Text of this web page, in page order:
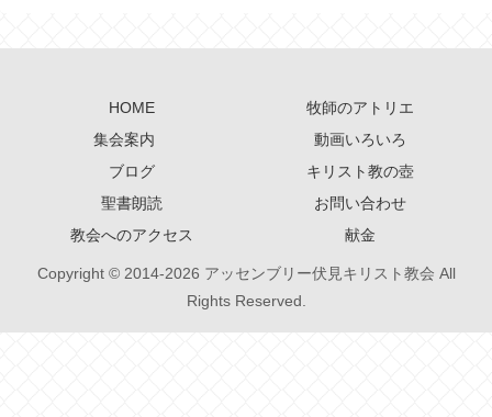
HOME
牧師のアトリエ
集会案内
動画いろいろ
ブログ
キリスト教の壺
聖書朗読
お問い合わせ
教会へのアクセス
献金
Copyright © 2014-2026 アッセンブリー伏見キリスト教会 All
Rights Reserved.